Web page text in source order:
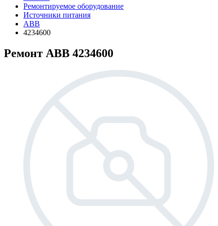
Ремонтируемое оборудование
Источники питания
ABB
4234600
Ремонт ABB 4234600